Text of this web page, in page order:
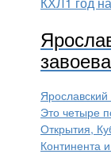
Это четыре
Открытия,
Континента